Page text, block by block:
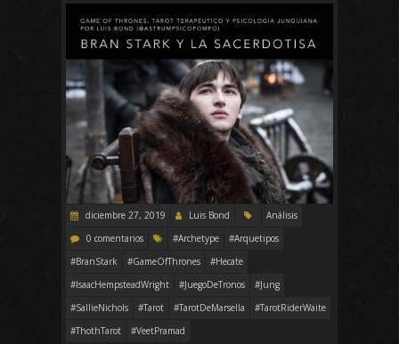
diciembre 27, 2019 Luis Bond
Análisis
0 comentarios
#Archetype
#Arquetipos
#BranStark
#GameOfThrones
#Hecate
#IsaacHempsteadWright
#JuegoDeTronos
#Jung
#SallieNichols
#Tarot #TarotDeMarsella
#TarotRiderWaite
#ThothTarot
#VeetPramad